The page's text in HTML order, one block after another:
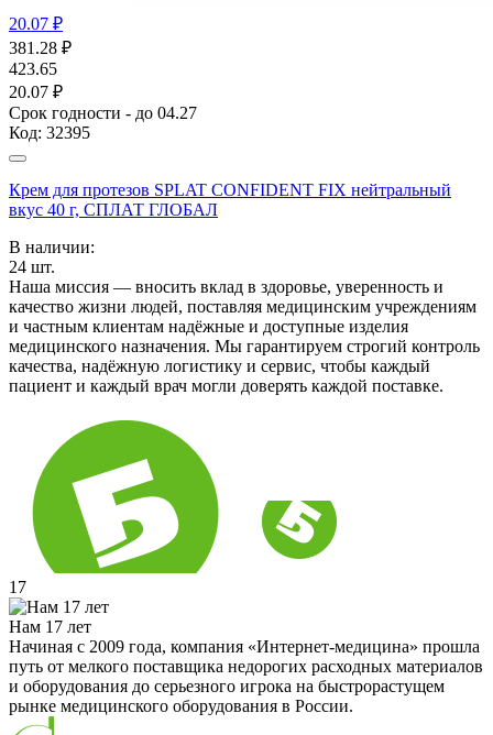
20.07 ₽
381.28 ₽
423.65
20.07 ₽
Срок годности - до 04.27
Код: 32395
Крем для протезов SPLAT CONFIDENT FIX нейтральный
вкус 40 г, СПЛАТ ГЛОБАЛ
В наличии:
24 шт.
Наша миссия — вносить вклад в здоровье, уверенность и
качество жизни людей, поставляя медицинским учреждениям
и частным клиентам надёжные и доступные изделия
медицинского назначения. Мы гарантируем строгий контроль
качества, надёжную логистику и сервис, чтобы каждый
пациент и каждый врач могли доверять каждой поставке.
17
Нам 17 лет
Начиная с 2009 года, компания «Интернет-медицина» прошла
путь от мелкого поставщика недорогих расходных материалов
и оборудования до серьезного игрока на быстрорастущем
рынке медицинского оборудования в России.